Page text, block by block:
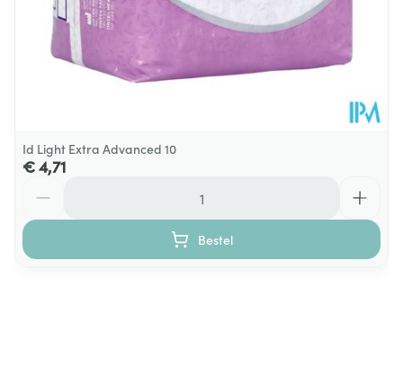
Id Light Extra Advanced 10
€ 4,71
Bestel